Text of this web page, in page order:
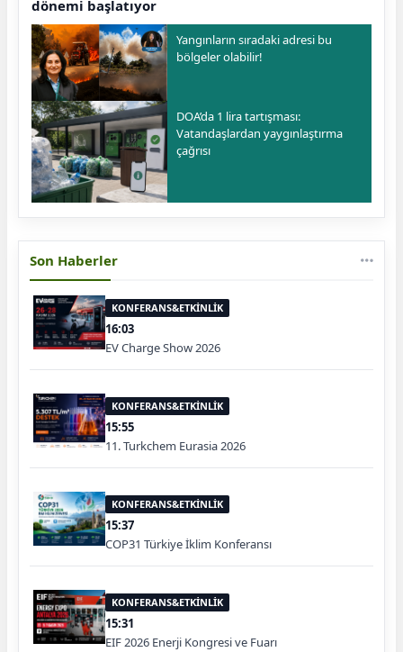
dönemi başlatıyor
Yangınların sıradaki adresi bu
bölgeler olabilir!
DOA’da 1 lira tartışması:
Vatandaşlardan yaygınlaştırma
çağrısı
Son Haberler
KONFERANS&ETKİNLİK
16:03
EV Charge Show 2026
KONFERANS&ETKİNLİK
15:55
11. Turkchem Eurasia 2026
KONFERANS&ETKİNLİK
15:37
COP31 Türkiye İklim Konferansı
KONFERANS&ETKİNLİK
15:31
EIF 2026 Enerji Kongresi ve Fuarı